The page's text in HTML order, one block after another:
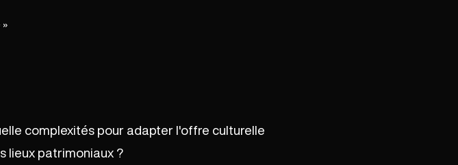
»
complexités pour adapter l'offre culturelle
lieux patrimoniaux ?